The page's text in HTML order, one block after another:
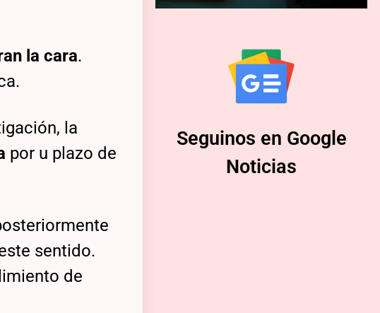
la cara.
la
por u plazo de
sentido.
de
Seguinos en Google
Noticias